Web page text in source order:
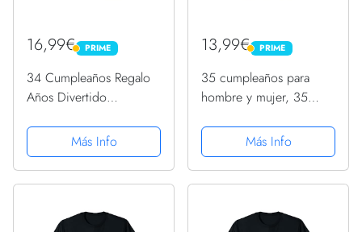
16,99€ PRIME
PRIME
34 Cumpleaños Regalo
Años Divertido
1987 Camiseta
Más Info
13,99€ PRIME
PRIME
35 cumpleaños para
hombre y mujer, 35
regalo Camiseta
Más Info